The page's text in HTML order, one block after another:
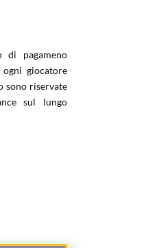
di pagameno
ogni giocatore
sono riservate
sul lungo